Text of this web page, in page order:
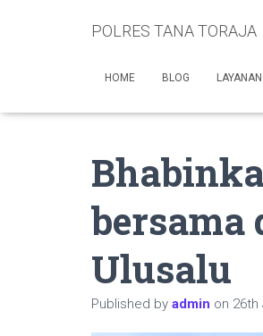
POLRES TANA TORAJA
HOME BLOG
bersama
Ulusalu
Published by admin on 26th